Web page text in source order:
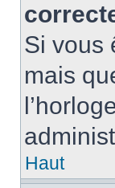
Si vous
mais
Haut